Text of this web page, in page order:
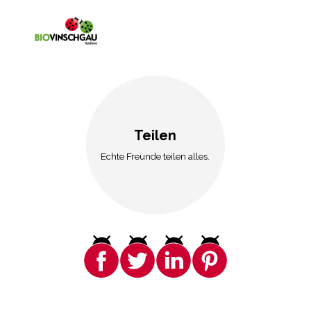
Teilen
Echte Freunde teilen alles.